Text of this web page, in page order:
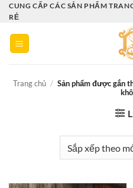
Bỏ
qua
nội
dung
CUNG CẤP CÁC SẢN PHẨM
RẺ
Trang chủ / Sản phẩm được gắn